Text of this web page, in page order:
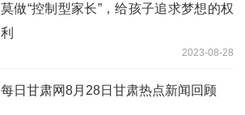
莫做“控制型家长”，给孩子追求梦想的权
利
2023-08-28
每日甘肃网8月28日甘肃热点新闻回顾